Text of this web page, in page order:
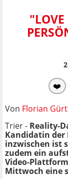
"LOVE
❤️
Von Florian
Trier - Reality-
Kandidatin der
inzwischen ist
zudem ein
Video-
Mittwoch eine